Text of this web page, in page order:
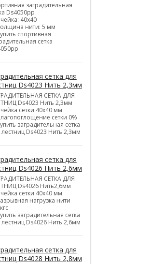
заградительная
Ds4050pp
40х40
нити: 5 мм
спортивная
сетка
сетка для
Ds4023 Нить 2,3мм
СЕТКА ДЛЯ
Ds4023 Нить 2,3мм
сетки 40х40 мм
сетки 0%
заградительная сетка
лестниц Ds4023 Нить 2,3мм
сетка для
Ds4026 Нить 2,6мм
СЕТКА ДЛЯ
Ds4026 Нить2,6мм
сетки 40х40 мм
нагрузка нити
заградительная сетка
лестниц Ds4026 Нить 2,6мм
сетка для
Ds4028 Нить 2,8мм